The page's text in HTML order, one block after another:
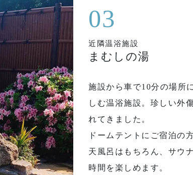
03
近隣温浴施設
まむしの湯
施設から車で10分の場所
しむ温浴施設。珍しい外
れてきました。
ドームテントにご宿泊の
天風呂はもちろん、サウ
時間を楽しめます。